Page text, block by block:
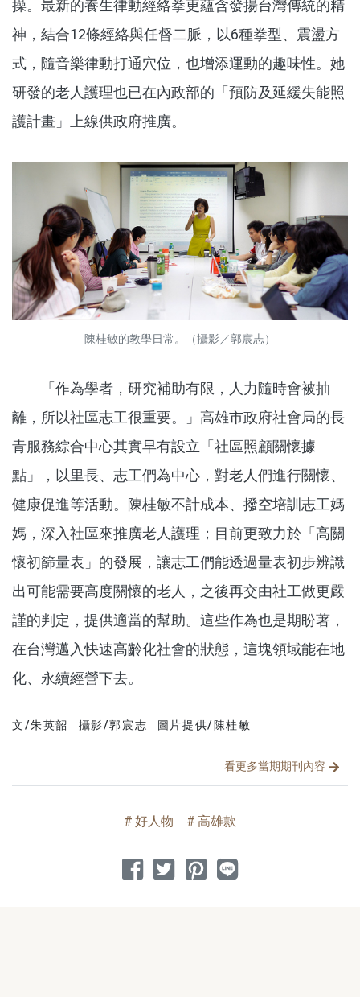
操。最新的養生律動經絡拳更蘊含發揚台灣傳統的精
神，結合12條經絡與任督二脈，以6種拳型、震盪方
式，隨音樂律動打通穴位，也增添運動的趣味性。她
研發的老人護理也已在內政部的「預防及延緩失能照
護計畫」上線供政府推廣。
陳桂敏的教學日常。（攝影／郭宸志）
「作為學者，研究補助有限，人力隨時會被抽
離，所以社區志工很重要。」高雄市政府社會局的長
青服務綜合中心其實早有設立「社區照顧關懷據
點」，以里長、志工們為中心，對老人們進行關懷、
健康促進等活動。陳桂敏不計成本、撥空培訓志工媽
媽，深入社區來推廣老人護理；目前更致力於「高關
懷初篩量表」的發展，讓志工們能透過量表初步辨識
出可能需要高度關懷的老人，之後再交由社工做更嚴
謹的判定，提供適當的幫助。這些作為也是期盼著，
在台灣邁入快速高齡化社會的狀態，這塊領域能在地
化、永續經營下去。
文/朱英韶 攝影/郭宸志 圖片提供/陳桂敏
看更多當期期刊內容
文章分類
好人物 高雄款
分享文章
分享到 Facebook
分享到 Twitter
分享到 Pinterest
分享到 Line